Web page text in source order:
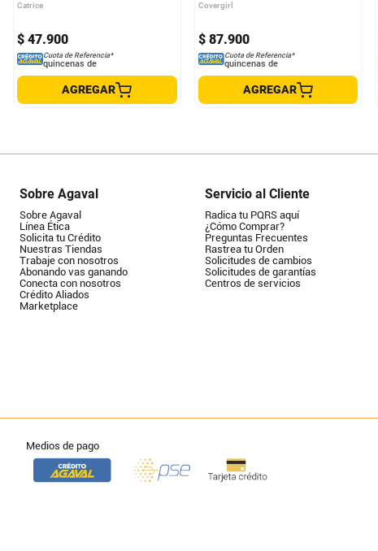
Catrice
$ 47.900
Cuota de Referencia*
quincenas de
AGREGAR
Covergirl
$ 87.900
Cuota de Referencia*
quincenas de
AGREGAR
Sobre Agaval
Sobre Agaval
Línea Ética
Solicita tu Crédito
Nuestras Tiendas
Trabaje con nosotros
Abonando vas ganando
Conecta con nosotros
Crédito Aliados
Marketplace
Servicio al Cliente
Radica tu PQRS aquí
¿Cómo Comprar?
Preguntas Frecuentes
Rastrea tu Orden
Solicitudes de cambios
Solicitudes de garantías
Centros de servicios
Medios de pago